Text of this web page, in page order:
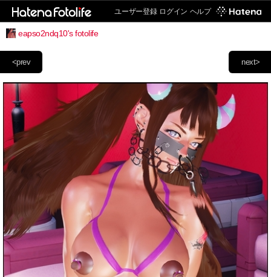
ユーザー登録 ログイン ヘルプ
eapso2ndq10's fotolife
next>
<prev